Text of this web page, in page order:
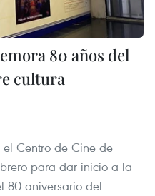
80 años del
cultura
Centro de Cine de
para dar inicio a la
80 aniversario del